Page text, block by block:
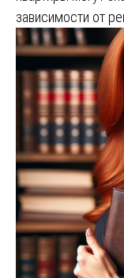
зависимости от